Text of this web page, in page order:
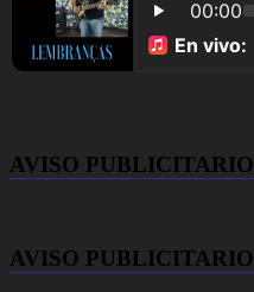
AVISO PUBLICITARIO
AVISO PUBLICITARIO